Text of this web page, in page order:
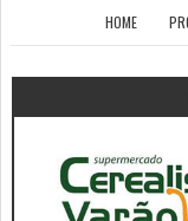
HOME